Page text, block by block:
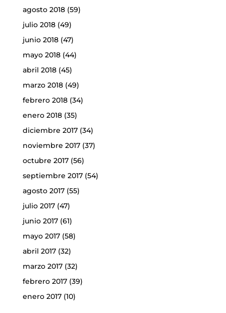
agosto 2018(59)
julio 2018(49)
junio 2018(47)
mayo 2018(44)
abril 2018(45)
marzo 2018(49)
febrero 2018(34)
enero 2018(35)
diciembre 2017(34)
noviembre 2017(37)
octubre 2017(56)
septiembre 2017(54)
agosto 2017(55)
julio 2017(47)
junio 2017(61)
mayo 2017(58)
abril 2017(32)
marzo 2017(32)
febrero 2017(39)
enero 2017(10)